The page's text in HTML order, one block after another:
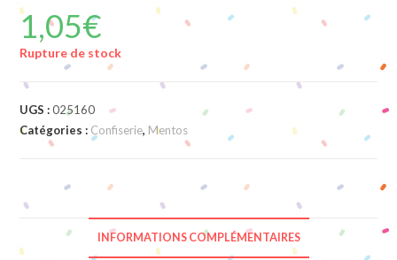
1,05€
Rupture de stock
UGS :025160
Catégories : Confiserie, Mentos
INFORMATIONS COMPLÉMENTAIRES